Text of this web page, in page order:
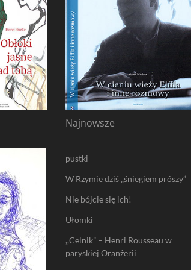
Najnowsze
pustki
W Rzymie dziś „śniegiem prószy”
Nie bójcie się ich!
Ułomki
,,Celnik” – Henri Rousseau w
paryskiej Oranżerii